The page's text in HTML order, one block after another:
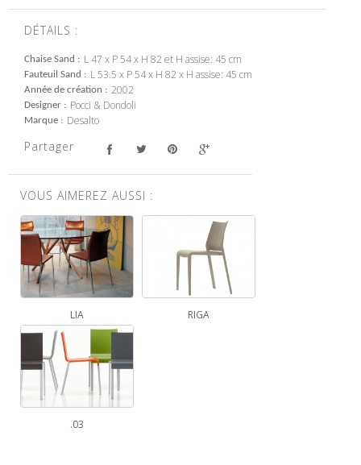
DÉTAILS :
Chaise Sand L 47 x P 54 x H 82 et H assise: 45 cm
Fauteuil Sand L 53.5 x P 54 x H 82 x H assise: 45 cm
Année de création 2002
Designer Pocci & Dondoli
Marque Desalto
Partager
VOUS AIMEREZ AUSSI :
LIA RIGA
.03